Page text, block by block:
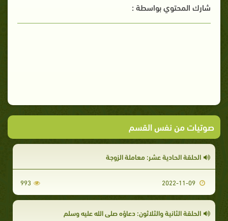
شارك المحتوي بواسطة :
صوتيات من نفس القسم
الحلقة الحادية عشر: معاملة الزوجة
993
الحلقة الثانية والثلاثون: دعاؤه صلى الله عليه وسلم